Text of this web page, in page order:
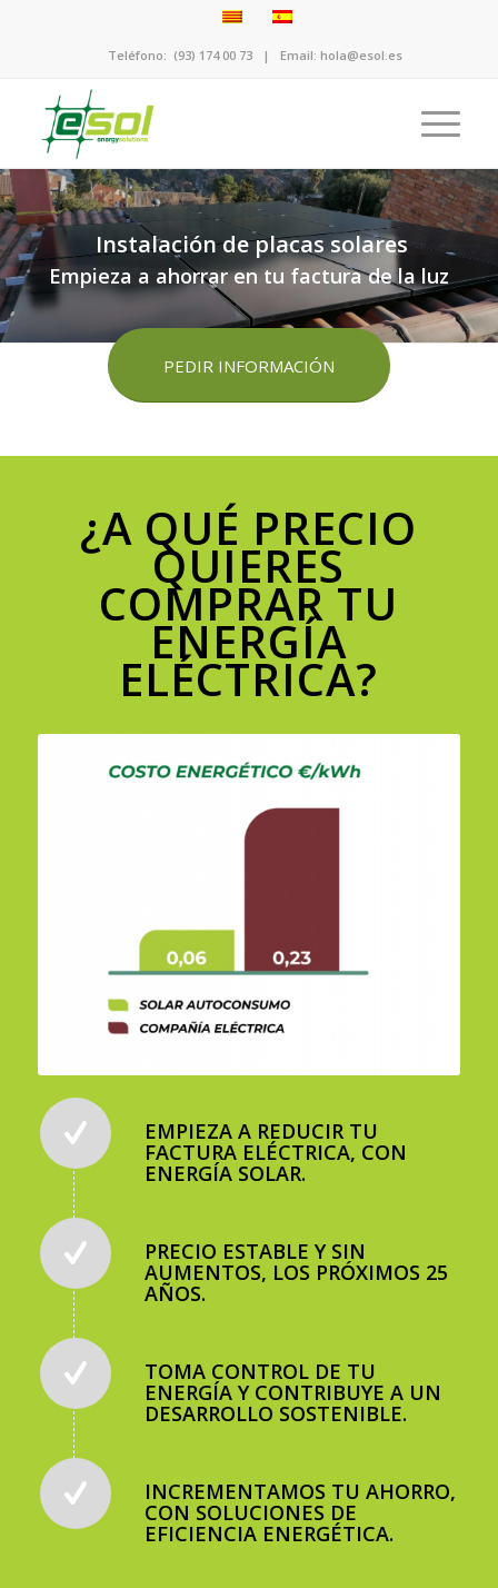
Teléfono: (93) 174 00 73 | Email:hola@esol.es
Instalación de placas solares
Empieza a ahorrar en tu factura de la luz
PEDIR INFORMACIÓN
¿A QUÉ PRECIO
QUIERES
COMPRAR TU
ENERGÍA
ELÉCTRICA?
EMPIEZA A REDUCIR TU
FACTURA ELÉCTRICA, CON
ENERGÍA SOLAR.
PRECIO ESTABLE Y SIN
AUMENTOS, LOS PRÓXIMOS 25
AÑOS.
TOMA CONTROL DE TU
ENERGÍA Y CONTRIBUYE A UN
DESARROLLO SOSTENIBLE.
INCREMENTAMOS TU AHORRO,
CON SOLUCIONES DE
EFICIENCIA ENERGÉTICA.